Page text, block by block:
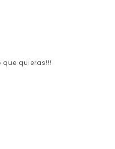
quieras!!!